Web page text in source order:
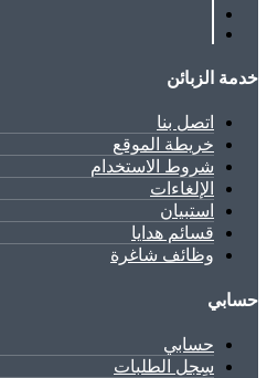
خدمة الزبائن
اتصل بنا
خريطة الموقع
شروط الاستخدام
الإلغاءات
استبيان
قسائم هدايا
وظائف شاغرة
حسابي
حسابي
سِجل الطلبات